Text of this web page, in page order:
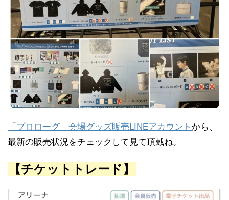
「プロローグ」会場グッズ販売LINEアカウント から、
最新の販売状況をチェックして見て頂戴ね。
【チケットトレード】